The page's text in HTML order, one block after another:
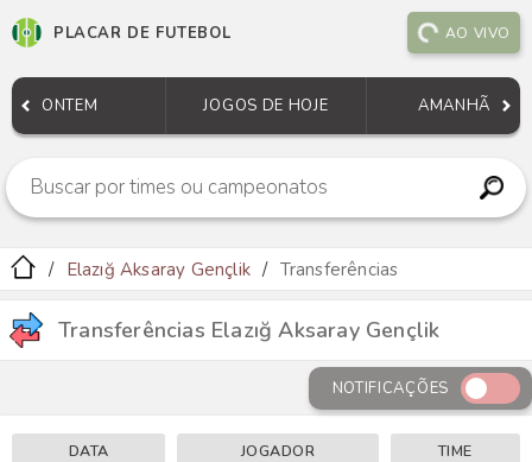
PLACAR DE FUTEBOL AO VIVO
ONTEM JOGOS DE HOJE AMANHÃ
Elazığ Aksaray Gençlik Transferências
Transferências Elazığ Aksaray Gençlik
NOTIFICAÇÕES
DATA JOGADOR
TIME